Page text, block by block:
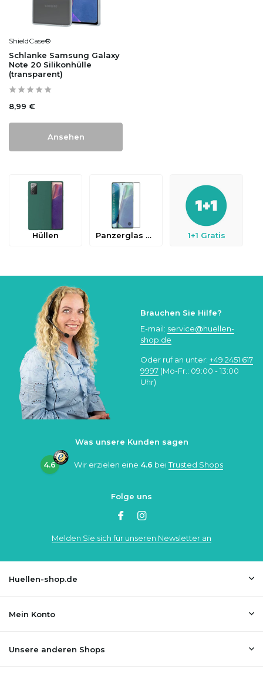
ShieldCase®
Schlanke Samsung Galaxy
Note 20 Silikonhülle
(transparent)
8,99 €
Ansehen
Hüllen Panzerglas & Schutzfolien 1+1 Gratis
Brauchen Sie Hilfe?
E-mail: service@huellen-
shop.de
Oder ruf an unter: +49 2451 617
9997 (Mo-Fr.: 09:00 - 13:00
Uhr)
Was unsere Kunden sagen
4.6 Wir erzielen eine 4.6 beiTrusted Shops
Folge uns
Melden Sie sich für unseren Newsletter an
Huellen-shop.de
Mein Konto
Unsere anderen Shops